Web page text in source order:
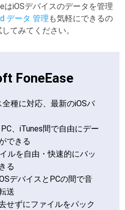
はiOSデバイスのデータを管理
データ 管理 も気軽にできるの
てみてください。
FoneEase
種に対応、最新のiOSバ
、iTunes間で自由にデー
できる
ルを自由・快速的にバッ
る
デバイスとPCの間で音
送
せずにファイルをパック